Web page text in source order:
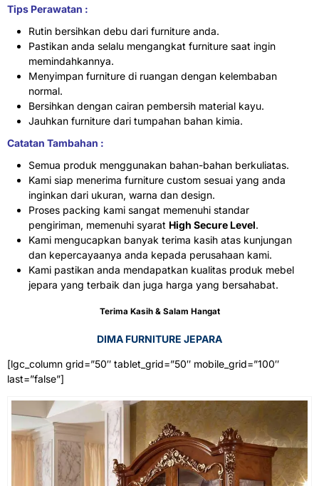
Tips Perawatan :
Rutin bersihkan debu dari furniture anda.
Pastikan anda selalu mengangkat furniture saat ingin
memindahkannya.
Menyimpan furniture di ruangan dengan kelembaban
normal.
Bersihkan dengan cairan pembersih material kayu.
Jauhkan furniture dari tumpahan bahan kimia.
Catatan Tambahan :
Semua produk menggunakan bahan-bahan berkuliatas.
Kami siap menerima furniture custom sesuai yang anda
inginkan dari ukuran, warna dan design.
Proses packing kami sangat memenuhi standar
pengiriman, memenuhi syarat High Secure Level.
Kami mengucapkan banyak terima kasih atas kunjungan
dan kepercayaanya anda kepada perusahaan kami.
Kami pastikan anda mendapatkan kualitas produk mebel
jepara yang terbaik dan juga harga yang bersahabat.
Terima Kasih & Salam Hangat
DIMA FURNITURE JEPARA
[lgc_column grid=”50″ tablet_grid=”50″ mobile_grid=”100″
last=”false”]